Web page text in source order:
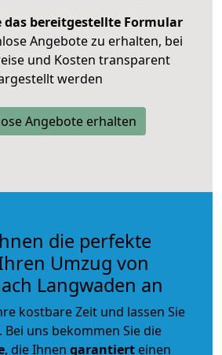
das bereitgestellte Formular
Angebote zu erhalten, bei
und Kosten transparent
werden
Angebote erhalten
die perfekte
Umzug von
Langwaden an
kostbare Zeit und lassen Sie
uns bekommen Sie die
, die Ihnen garantiert einen